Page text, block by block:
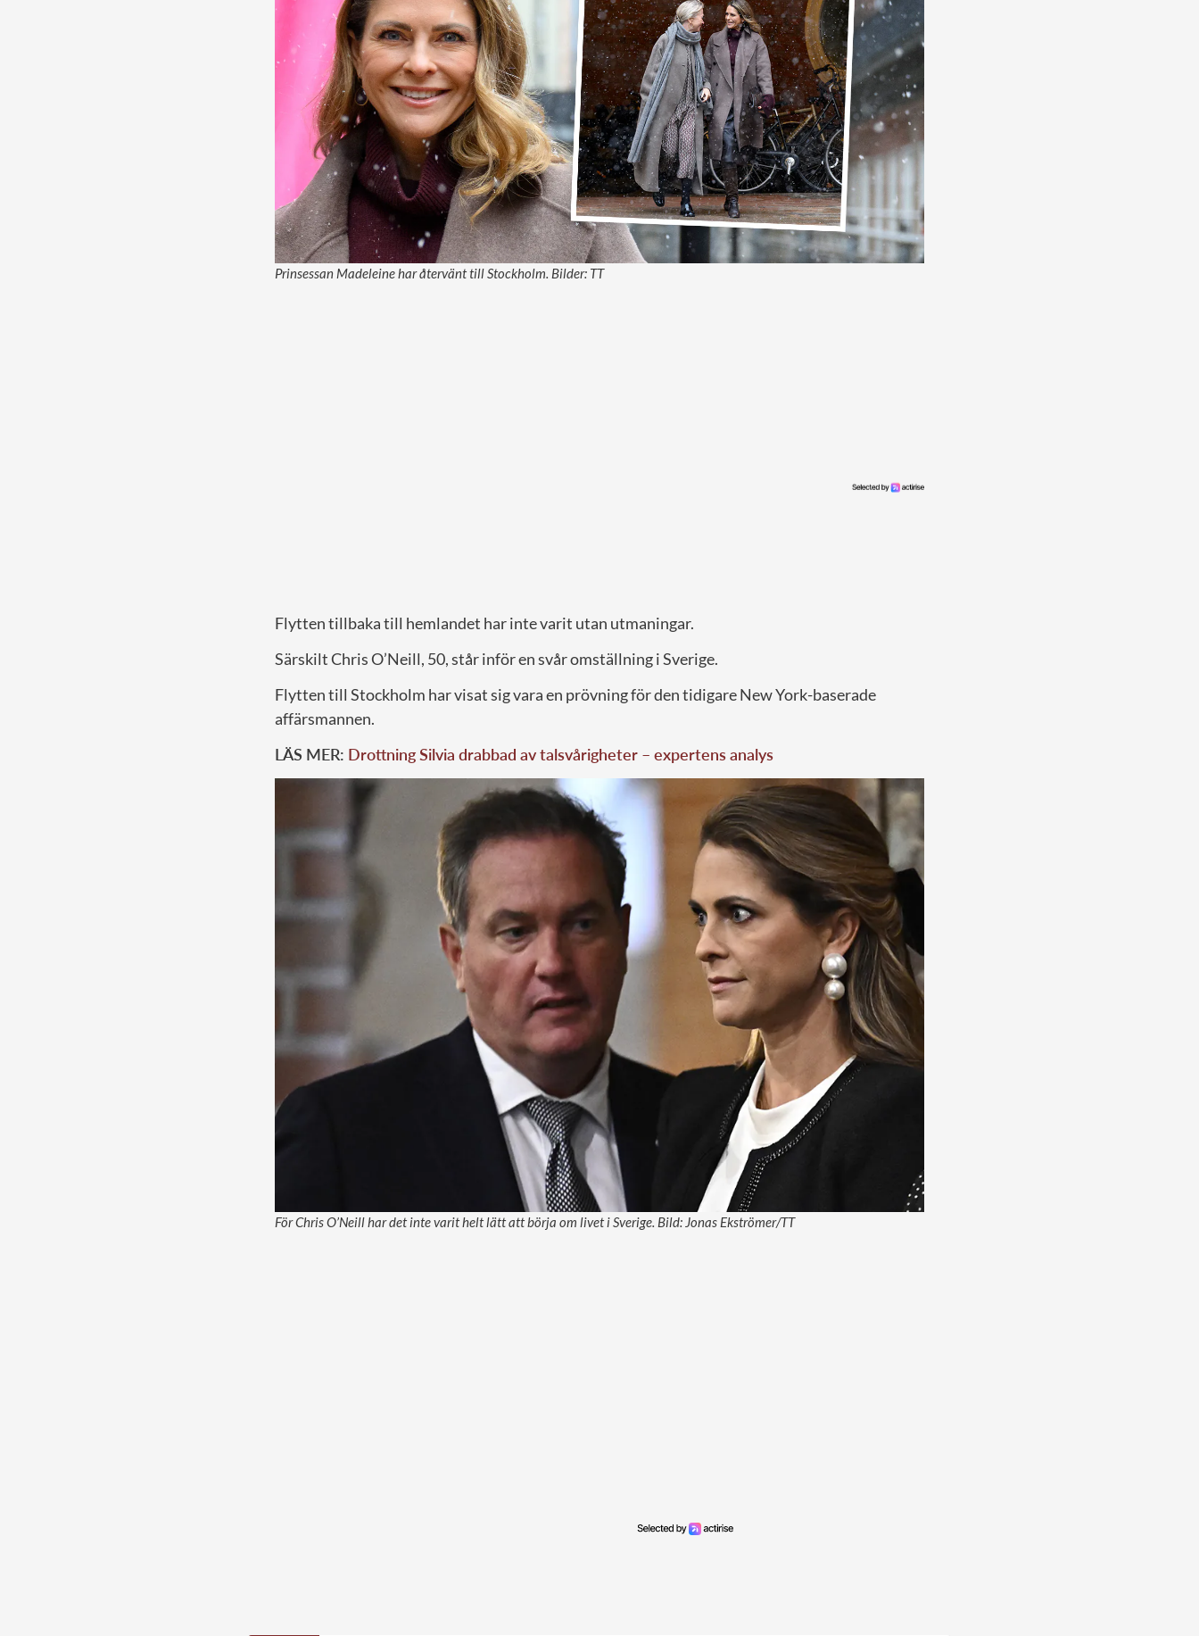
Prinsessan Madeleine har återvänt till Stockholm. Bilder: TT
Flytten tillbaka till hemlandet har inte varit utan utmaningar.
Särskilt Chris O’Neill, 50, står inför en svår omställning i Sverige.
Flytten till Stockholm har visat sig vara en prövning för den tidigare New York-baserade
affärsmannen.
LÄS MER: Drottning Silvia drabbad av talsvårigheter – expertens analys
För Chris O’Neill har det inte varit helt lätt att börja om livet i Sverige. Bild: Jonas Ekströmer/TT